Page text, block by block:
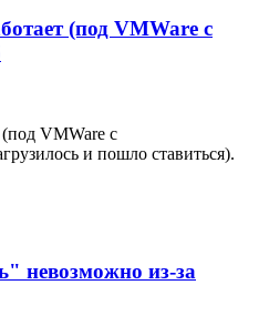
(под VMWare c
VMWare c
и пошло ставиться).
невозможно из-за